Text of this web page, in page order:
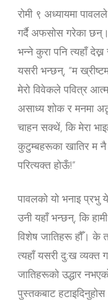
रोमी ९ अध्यायमा
गर्दै अफसोस गरेका
भन्ने कुरा पनि त्यहाँ
यसरी भन्छन्, “म
मेरो विवेकले पवित्र
असाध्‍य शोक र मनमा
चाहन सक्‍थें, कि मेरा
कुटुम्‍बहरूका खातिर म नै
परित्‍यक्त होऊँ!”
पावलको यो भनाइ प्रभु
उनी यहाँ भन्छन्, कि
विशेष जातिहरू हौँ। के
त्यहाँ यसरी दु:ख व्यक्त
जातिहरूको उद्धार
पुस्तकबाट